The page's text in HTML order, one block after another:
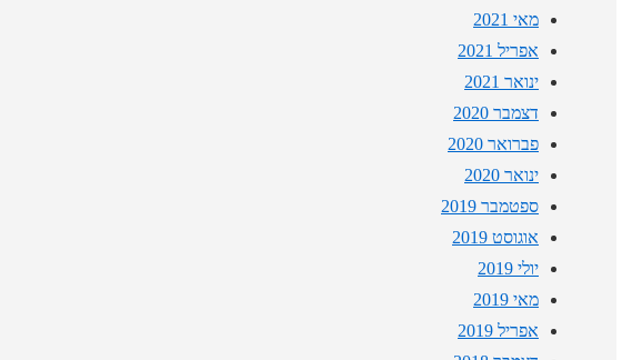
מאי 2021
אפריל 2021
ינואר 2021
דצמבר 2020
פברואר 2020
ינואר 2020
ספטמבר 2019
אוגוסט 2019
יולי 2019
מאי 2019
אפריל 2019